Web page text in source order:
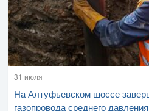
31 июля
На Алтуфьевском шоссе
газопровода среднего давления